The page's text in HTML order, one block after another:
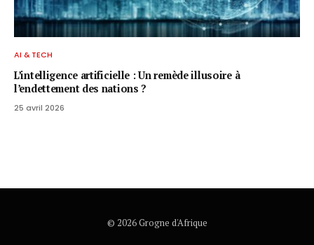
AI & TECH
L’intelligence artificielle : Un remède illusoire à
l’endettement des nations ?
25 avril 2026
© 2026 Grogne d'Afrique